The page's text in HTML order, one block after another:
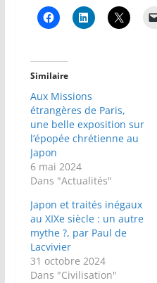
Similaire
Aux Missions
étrangères de Paris,
une belle exposition sur
l’épopée chrétienne au
Japon
6 mai 2024
Dans "Actualités"
Japon et traités inégaux
au XIXe siècle : un autre
mythe ?, par Paul de
Lacvivier
31 octobre 2024
Dans "Civilisation"